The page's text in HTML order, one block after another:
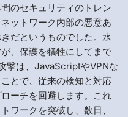
のセキュリティのトレン
ットワーク内部の悪意あ
だというものでした。水
、保護を犠牲にしてまで
撃は、JavaScriptやVPNな
とで、従来の検知と対応
ーチを回避します。これ
ワークを突破し、数日、